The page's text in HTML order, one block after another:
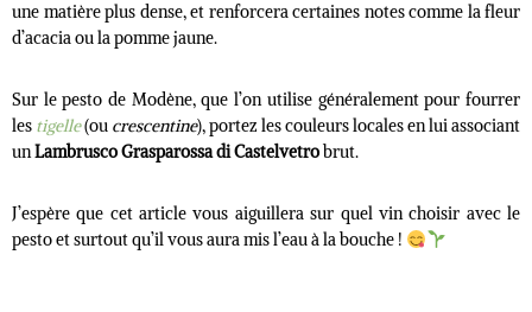
une matière plus dense, et renforcera certaines notes comme la fleur
d’acacia ou la pomme jaune.
Sur le pesto de Modène, que l’on utilise généralement pour fourrer
les tigelle(ou crescentine), portez les couleurs locales en lui associant
unLambruscoGrasparossa di Castelvetrobrut.
J’espère que cet article vous aiguillera sur quel vin choisir avec le
pesto et surtout qu’il vous aura mis l’eau à la bouche !